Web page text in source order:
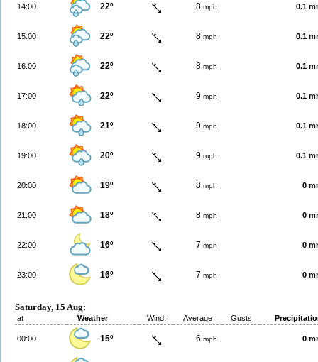
14:00 22º 8 mph 0.1
15:00 22º 8 mph 0.1
16:00 22º 8 mph 0.1
17:00 22º 9 mph 0.1
18:00 21º 9 mph 0.1
19:00 20º 9 mph 0.1
20:00 19º 8 mph 0
21:00 18º 8 mph 0
22:00 16º 7 mph 0
23:00 16º 7 mph 0
Saturday, 15 Aug:
at Weather Wind: Average Gusts
00:00 15º 6 mph 0